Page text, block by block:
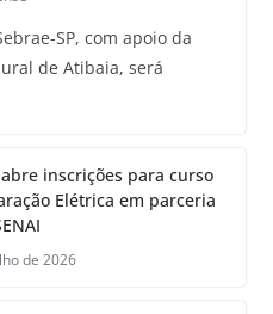
SP, com apoio da
de Atibaia, será
inscrições para curso
Elétrica em parceria
de 2026